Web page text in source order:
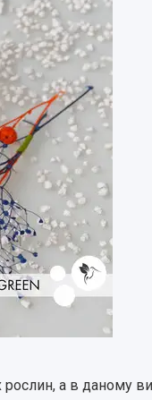
рослин, а в даному